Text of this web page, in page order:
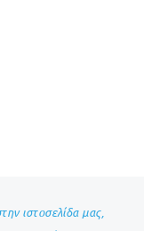
ιστοσελίδα μας,